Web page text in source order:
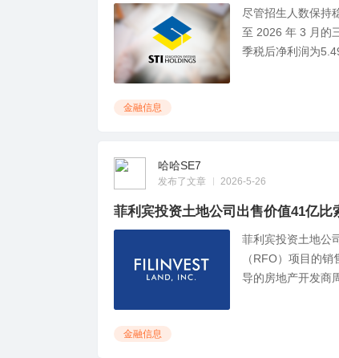
尽管招生人数保持
至 2026 年 3 月的
季税后净利润为
金融信息
哈哈SE7
发布了文章 2026-5-26
菲利宾投资土地公司出售价值41亿比
菲利宾投资土地公
（RFO）项目的
导的房地产开发商
金融信息